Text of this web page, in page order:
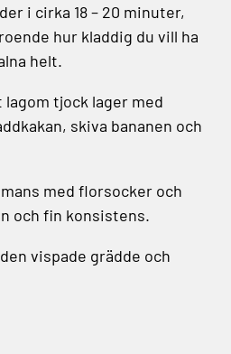
i cirka 18 – 20 minuter,
hur kladdig du vill ha
helt.
lagom tjock lager med
skiva bananen och
med florsocker och
och fin konsistens.
vispade grädde och